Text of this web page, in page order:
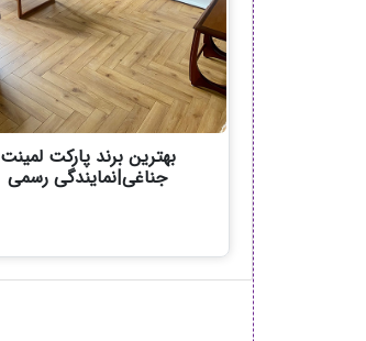
بهترین برند پارکت لمینت
جناغی|نمایندگی رسمی